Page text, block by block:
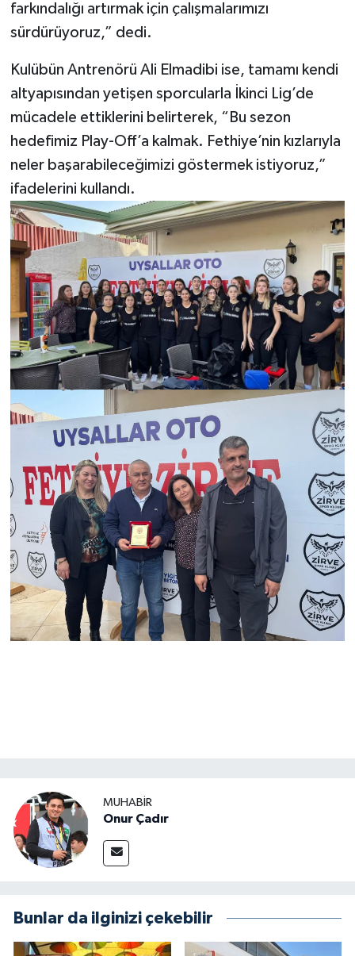
farkındalığı artırmak için çalışmalarımızı
sürdürüyoruz,” dedi.
Kulübün Antrenörü Ali Elmadibi ise, tamamı kendi
altyapısından yetişen sporcularla İkinci Lig’de
mücadele ettiklerini belirterek, “Bu sezon
hedefimiz Play-Off’a kalmak. Fethiye’nin kızlarıyla
neler başarabileceğimizi göstermek istiyoruz,”
ifadelerini kullandı.
MUHABİR
Onur Çadır
Bunlar da ilginizi çekebilir